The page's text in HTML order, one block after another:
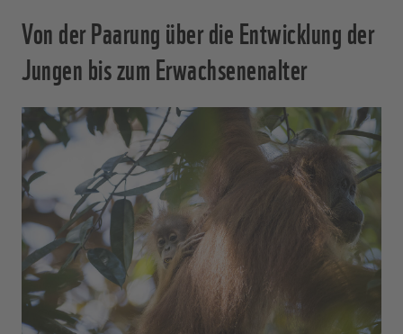
Von der Paarung über die Entwicklung der
Jungen bis zum Erwachsenenalter